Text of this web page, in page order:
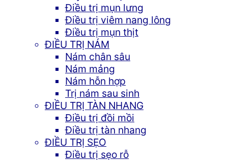
Điều trị mụn lưng
Điều trị viêm nang lông
Điều trị mụn thịt
ĐIỀU TRỊ NÁM
Nám chân sâu
Nám mảng
Nám hỗn hợp
Trị nám sau sinh
ĐIỀU TRỊ TÀN NHANG
Điều trị đồi mồi
Điều trị tàn nhang
ĐIỀU TRỊ SẸO
Điều trị sẹo rỗ